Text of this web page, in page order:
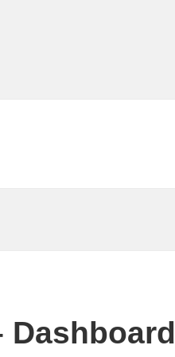
Dashboard